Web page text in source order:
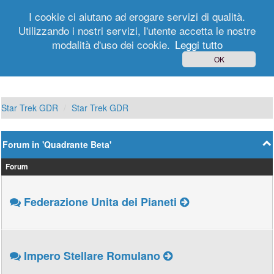
Registrati
Star Trek GDR Star Trek GDR
Forum in 'Quadrante Beta'
Forum
Federazione Unita dei Pianeti
Impero Stellare Romulano
I cookie ci aiutano ad erogare servizi di qualità.
Utilizzando i nostri servizi, l'utente accetta le nostre
modalità d'uso dei cookie. Leggi tutto
OK